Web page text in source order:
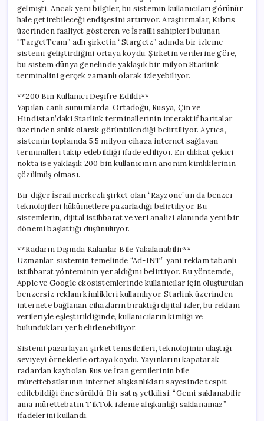
gelmişti. Ancak yeni bilgiler, bu sistemin kullanıcıları görünür
hale getirebileceği endişesini artırıyor. Araştırmalar, Kıbrıs
üzerinden faaliyet gösteren ve İsrailli sahipleri bulunan
“TargetTeam” adlı şirketin “Stargetz” adında bir izleme
sistemi geliştirdiğini ortaya koydu. Şirketin verilerine göre,
bu sistem dünya genelinde yaklaşık bir milyon Starlink
terminalini gerçek zamanlı olarak izleyebiliyor.
**200 Bin Kullanıcı Deşifre Edildi**
Yapılan canlı sunumlarda, Ortadoğu, Rusya, Çin ve
Hindistan’daki Starlink terminallerinin interaktif haritalar
üzerinden anlık olarak görüntülendiği belirtiliyor. Ayrıca,
sistemin toplamda 5,5 milyon cihaza internet sağlayan
terminalleri takip edebildiği ifade ediliyor. En dikkat çekici
nokta ise yaklaşık 200 bin kullanıcının anonim kimliklerinin
çözülmüş olması.
Bir diğer İsrail merkezli şirket olan “Rayzone”un da benzer
teknolojileri hükümetlere pazarladığı belirtiliyor. Bu
sistemlerin, dijital istihbarat ve veri analizi alanında yeni bir
dönemi başlattığı düşünülüyor.
**Radarın Dışında Kalanlar Bile Yakalanabilir**
Uzmanlar, sistemin temelinde “Ad-INT” yani reklam tabanlı
istihbarat yönteminin yer aldığını belirtiyor. Bu yöntemde,
Apple ve Google ekosistemlerinde kullanıcılar için oluşturulan
benzersiz reklam kimlikleri kullanılıyor. Starlink üzerinden
internete bağlanan cihazların bıraktığı dijital izler, bu reklam
verileriyle eşleştirildiğinde, kullanıcıların kimliği ve
bulundukları yer belirlenebiliyor.
Sistemi pazarlayan şirket temsilcileri, teknolojinin ulaştığı
seviyeyi örneklerle ortaya koydu. Yayınlarını kapatarak
radardan kaybolan Rus ve İran gemilerinin bile
mürettebatlarının internet alışkanlıkları sayesinde tespit
edilebildiği öne sürüldü. Bir satış yetkilisi, “Gemi saklanabilir
ama mürettebatın TikTok izleme alışkanlığı saklanamaz”
ifadelerini kullandı.